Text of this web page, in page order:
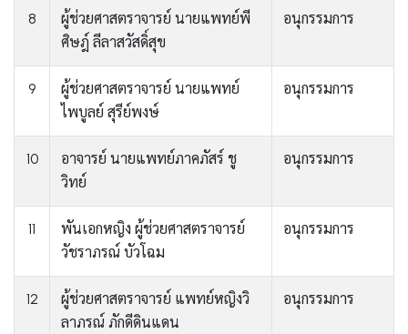
8
ผู้ช่วยศาสตราจารย์ นายแพทย์พี
ศิษฎ์ ลีลาสวัสดิ์สุข
อนุกรรมการ
9
ผู้ช่วยศาสตราจารย์ นายแพทย์
ไพบูลย์ สุรีย์พงษ์
อนุกรรมการ
10
อาจารย์ นายแพทย์ภาคภัสร์ ชู
วิทย์
อนุกรรมการ
11
พันเอกหญิง ผู้ช่วยศาสตราจารย์
วัชราภรณ์ บัวโฉม
อนุกรรมการ
12
ผู้ช่วยศาสตราจารย์ แพทย์หญิงวิ
ลาภรณ์ ภักดีดินแดน
อนุกรรมการ